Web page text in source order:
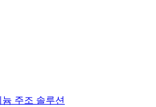
주조 솔루션